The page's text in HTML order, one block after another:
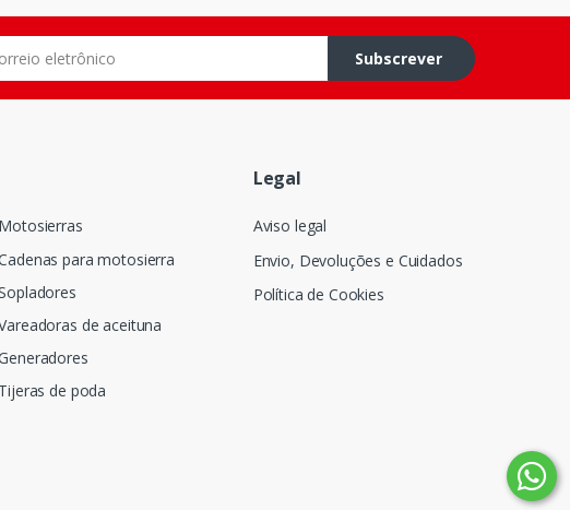
eletrônico
Subscrever
Motosierras
para motosierra
de aceituna
Tijeras de poda
Legal
Aviso legal
Envio, Devoluções e Cuidados
Política de Cookies